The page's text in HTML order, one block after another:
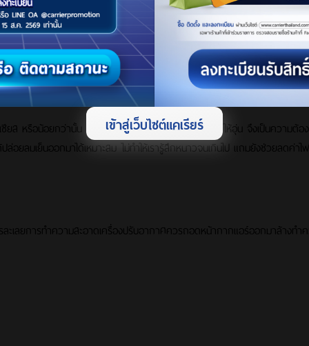
งปรับอากาศโดยอาจตั้งเวลาปิดเครื่องปรับอากาศให้เป็นเวลาก่อนที่เราจะตื่นน
นอยู่ในห้องอยู่ประกอบกับอุณหภูมิข้างนอกที่เย็นด้วย วิธีนี้จะช่วยประหยัดค่าไฟไ
ยส หรือน้อยกว่านั้น แต่ในช่วงนี้ที่อากาศเย็น การเปิดแอร์ให้อุ่น จึงเป็นความ
ล่อยลมเย็นออกมาได้เหมาะสม ไม่ทำให้เรารู้สึกหนาวจนเกินไป แถมยังช่วยลดค่า
ะเลยการทำความสะอาดเครื่องปรับอากาศควรถอดหน้ากากแอร์ออกมาล้างทำ
เข้าสู่เว็บไซต์แคเรียร์